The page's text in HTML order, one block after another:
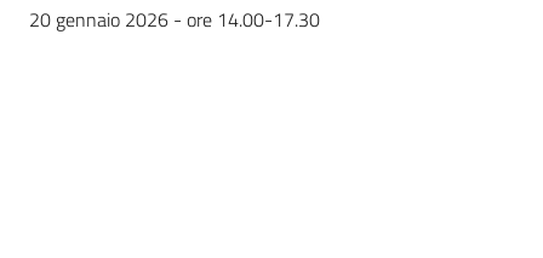
20 gennaio 2026 - ore 14.00-17.30